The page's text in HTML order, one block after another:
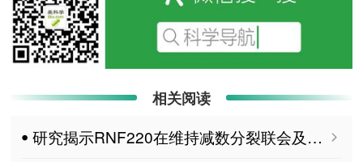
相关阅读
ꔷ 研究揭示RNF220在维持减数分裂联会及保障生育力中的关键功能